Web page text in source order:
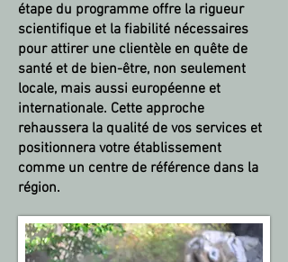
étape du programme offre la rigueur
scientifique et la fiabilité nécessaires
pour attirer une clientèle en quête de
santé et de bien-être, non seulement
locale, mais aussi européenne et
internationale. Cette approche
rehaussera la qualité de vos services et
positionnera votre établissement
comme un centre de référence dans la
région.